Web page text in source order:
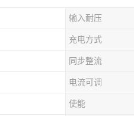
输入耐压
充电方式
同步整流
电流可调
使能